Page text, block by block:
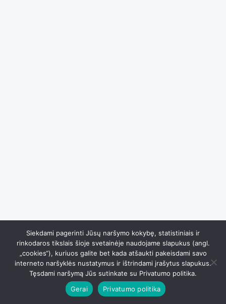
Siekdami pagerinti Jūsų naršymo kokybę, statistiniais ir
rinkodaros tikslais šioje svetainėje naudojame slapukus (angl.
„cookies“), kuriuos galite bet kada atšaukti pakeisdami savo
interneto naršyklės nustatymus ir ištrindami įrašytus slapukus.
Tęsdami naršymą Jūs sutinkate su Privatumo politika.
Gerai
Privatumo politika